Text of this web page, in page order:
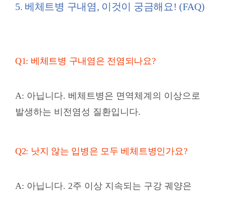
5. 베체트병 구내염, 이것이 궁금해요! (FAQ)
Q1: 베체트병 구내염은 전염되나요?
A: 아닙니다. 베체트병은 면역체계의 이상으로
발생하는 비전염성 질환입니다.
Q2: 낫지 않는 입병은 모두 베체트병인가요?
A: 아닙니다. 2주 이상 지속되는 구강 궤양은